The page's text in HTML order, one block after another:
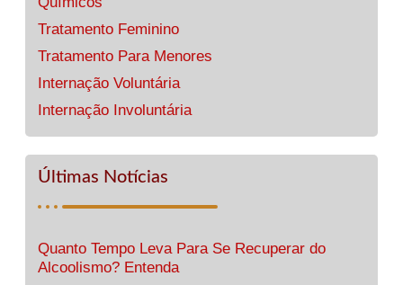
Tratamento Feminino
Tratamento Para Menores
Internação Voluntária
Internação Involuntária
Últimas Notícias
Quanto Tempo Leva Para Se Recuperar do
Alcoolismo? Entenda